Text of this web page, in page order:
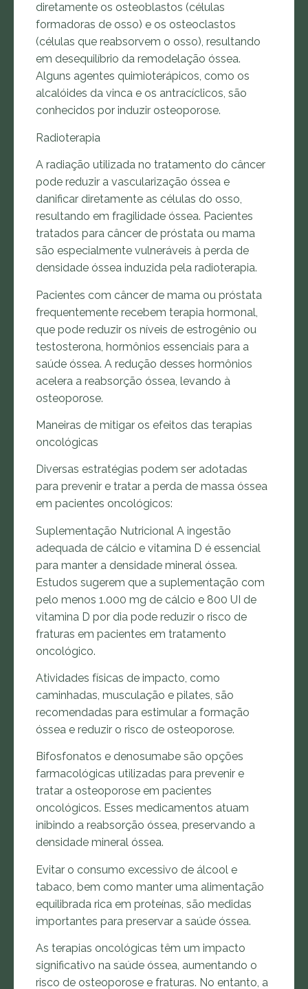
diretamente os osteoblastos (células
formadoras de osso) e os osteoclastos
(células que reabsorvem o osso), resultando
em desequilíbrio da remodelação óssea.
Alguns agentes quimioterápicos, como os
alcalóides da vinca e os antracíclicos, são
conhecidos por induzir osteoporose.
Radioterapia
A radiação utilizada no tratamento do câncer
pode reduzir a vascularização óssea e
danificar diretamente as células do osso,
resultando em fragilidade óssea. Pacientes
tratados para câncer de próstata ou mama
são especialmente vulneráveis à perda de
densidade óssea induzida pela radioterapia.
Pacientes com câncer de mama ou próstata
frequentemente recebem terapia hormonal,
que pode reduzir os níveis de estrogênio ou
testosterona, hormônios essenciais para a
saúde óssea. A redução desses hormônios
acelera a reabsorção óssea, levando à
osteoporose.
Maneiras de mitigar os efeitos das terapias
oncológicas
Diversas estratégias podem ser adotadas
para prevenir e tratar a perda de massa óssea
em pacientes oncológicos:
Suplementação Nutricional A ingestão
adequada de cálcio e vitamina D é essencial
para manter a densidade mineral óssea.
Estudos sugerem que a suplementação com
pelo menos 1.000 mg de cálcio e 800 UI de
vitamina D por dia pode reduzir o risco de
fraturas em pacientes em tratamento
oncológico.
Atividades físicas de impacto, como
caminhadas, musculação e pilates, são
recomendadas para estimular a formação
óssea e reduzir o risco de osteoporose.
Bifosfonatos e denosumabe são opções
farmacológicas utilizadas para prevenir e
tratar a osteoporose em pacientes
oncológicos. Esses medicamentos atuam
inibindo a reabsorção óssea, preservando a
densidade mineral óssea.
Evitar o consumo excessivo de álcool e
tabaco, bem como manter uma alimentação
equilibrada rica em proteínas, são medidas
importantes para preservar a saúde óssea.
As terapias oncológicas têm um impacto
significativo na saúde óssea, aumentando o
risco de osteoporose e fraturas. No entanto, a